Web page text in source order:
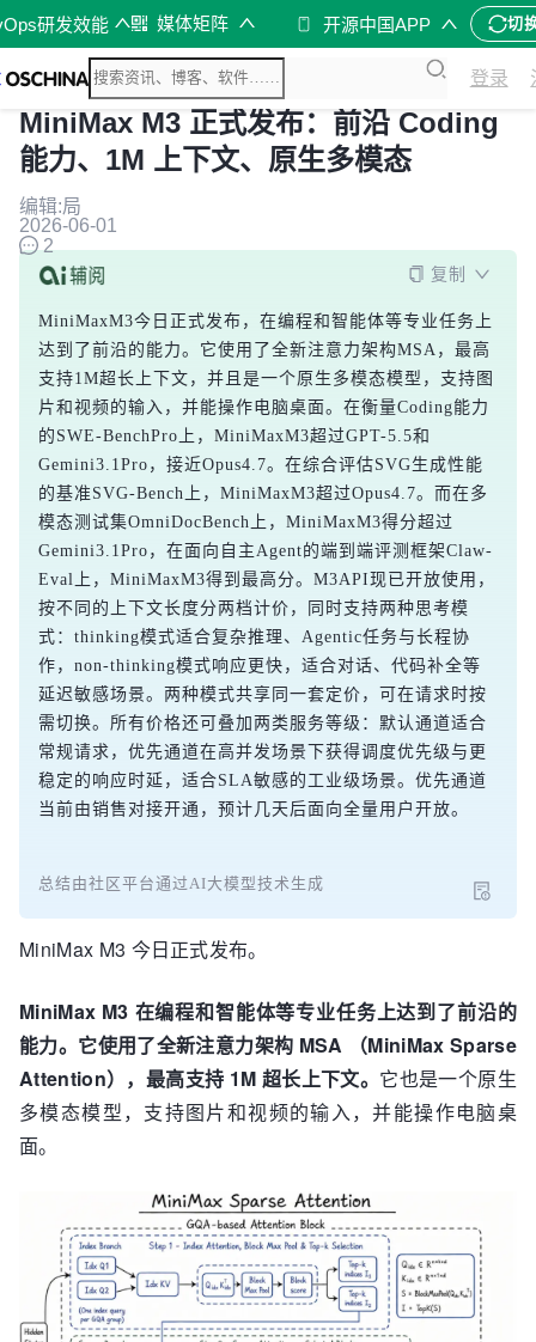
研发效能 媒体矩阵 开源中国APP 切
登录
MiniMax M3 正式发布：前沿 Coding
能力、1M 上下文、原生多模态
编辑:局
2026-06-01
2
复制
MiniMaxM3今日正式发布，在编程和智能体等专业任务上
达到了前沿的能力。它使用了全新注意力架构MSA，最高
支持1M超长上下文，并且是一个原生多模态模型，支持图
片和视频的输入，并能操作电脑桌面。在衡量Coding能力
的SWE-BenchPro上，MiniMaxM3超过GPT-5.5和
Gemini3.1Pro，接近Opus4.7。在综合评估SVG生成性能
的基准SVG-Bench上，MiniMaxM3超过Opus4.7。而在多
模态测试集OmniDocBench上，MiniMaxM3得分超过
Gemini3.1Pro，在面向自主Agent的端到端评测框架Claw-
Eval上，MiniMaxM3得到最高分。M3API现已开放使用，
按不同的上下文长度分两档计价，同时支持两种思考模
式：thinking模式适合复杂推理、Agentic任务与长程协
作，non-thinking模式响应更快，适合对话、代码补全等
延迟敏感场景。两种模式共享同一套定价，可在请求时按
需切换。所有价格还可叠加两类服务等级：默认通道适合
常规请求，优先通道在高并发场景下获得调度优先级与更
稳定的响应时延，适合SLA敏感的工业级场景。优先通道
当前由销售对接开通，预计几天后面向全量用户开放。
总结由社区平台通过AI大模型技术生成
MiniMax M3 今日正式发布。
MiniMax M3 在编程和智能体等专业任务上达到了前沿的
能力。它使用了全新注意力架构 MSA （MiniMax Sparse
Attention），最高支持 1M 超长上下文。 它也是一个原生
多模态模型，支持图片和视频的输入，并能操作电脑桌
面。